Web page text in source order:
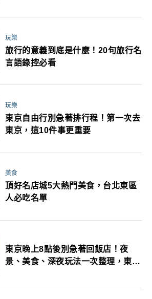
玩樂
旅行的意義到底是什麼！20句旅行名
言語錄控必看
玩樂
東京自由行別急著排行程！第一次去
東京，這10件事更重要
美食
頂好名店城5大熱門美食，台北東區
人必吃名單
東京晚上8點後別急著回飯店！夜
景、美食、深夜玩法一次整理，東京